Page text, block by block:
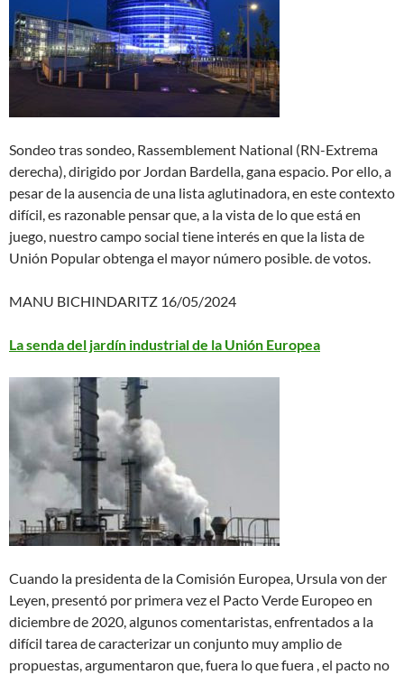
Sondeo tras sondeo, Rassemblement National (RN-Extrema
derecha), dirigido por Jordan Bardella, gana espacio. Por ello, a
pesar de la ausencia de una lista aglutinadora, en este contexto
difícil, es razonable pensar que, a la vista de lo que está en
juego, nuestro campo social tiene interés en que la lista de
Unión Popular obtenga el mayor número posible. de votos.
MANU BICHINDARITZ 16/05/2024
La senda del jardín industrial de la Unión Europea
Cuando la presidenta de la Comisión Europea, Ursula von der
Leyen, presentó por primera vez el Pacto Verde Europeo en
diciembre de 2020, algunos comentaristas, enfrentados a la
difícil tarea de caracterizar un conjunto muy amplio de
propuestas, argumentaron que, fuera lo que fuera , el pacto no